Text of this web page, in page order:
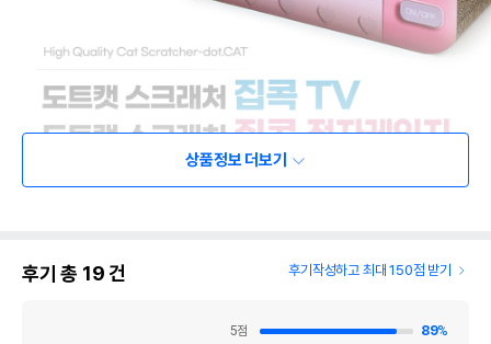
상품정보 더보기
후기 총 19건 후기작성하고 최대 150점 받기
5점 89%